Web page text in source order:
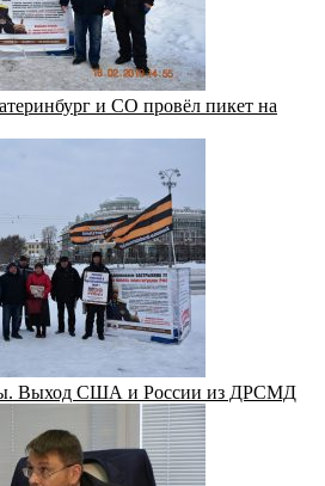
и СО провёл пикет на
Выход США и России из ДРСМД